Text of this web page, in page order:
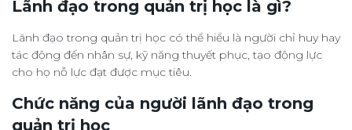
Lãnh đạo trong quản trị học là gì?
Lãnh đạo trong quản trị học có thể hiểu là người chỉ huy hay
tác động đến nhân sự, kỹ năng thuyết phục, tạo động lực
cho họ nỗ lực đạt được mục tiêu.
Chức năng của người lãnh đạo trong
quản trị học